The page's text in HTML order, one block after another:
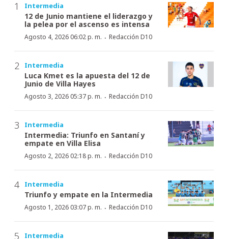
Intermedia
12 de Junio mantiene el liderazgo y
la pelea por el ascenso es intensa
Agosto 4, 2026 06:02 p. m. · Redacción D10
Intermedia
Luca Kmet es la apuesta del 12 de
Junio de Villa Hayes
Agosto 3, 2026 05:37 p. m. · Redacción D10
Intermedia
Intermedia: Triunfo en Santaní y
empate en Villa Elisa
Agosto 2, 2026 02:18 p. m. · Redacción D10
Intermedia
Triunfo y empate en la Intermedia
Agosto 1, 2026 03:07 p. m. · Redacción D10
Intermedia